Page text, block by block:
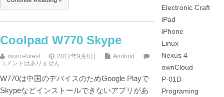
Coolpad W770 Skype
moon-forest 2012年9月8日
Android
コメントはありません
W770は中国のデバイスのためGoogle Playで
Skypeなどインストールできないアプリがあ
Electronic Craft
iPad
iPhone
Linux
Nexus 4
ownCloud
P-01D
Programing